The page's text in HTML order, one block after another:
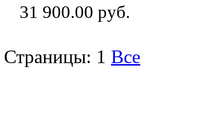
31 900.00 руб.
Страницы: 1 Все